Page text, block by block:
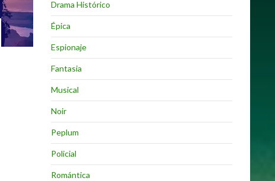
Drama Histórico
Épica
Espionaje
Fantasia
Musical
Noir
Peplum
Policial
Romántica